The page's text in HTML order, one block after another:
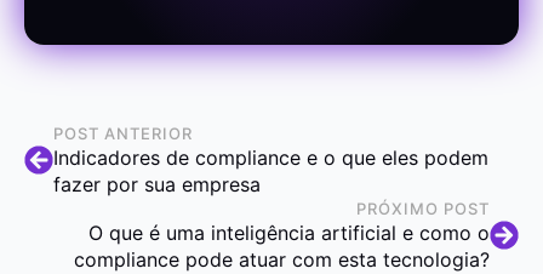
POST ANTERIOR
Indicadores de compliance e o que eles podem
fazer por sua empresa
PRÓXIMO POST
O que é uma inteligência artificial e como o
compliance pode atuar com esta tecnologia?